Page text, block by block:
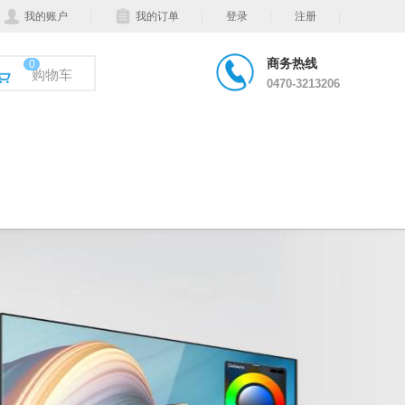
我的账户 我的订单 登录 注册
购物车
0 商务热线
0470-3213206